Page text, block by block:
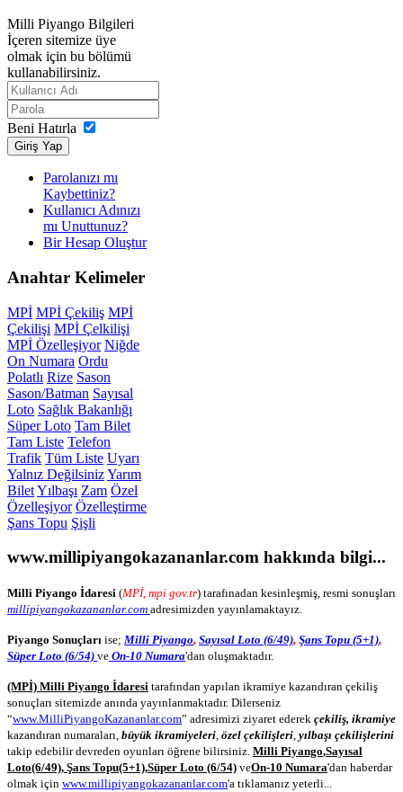
Milli Piyango Bilgileri
İçeren sitemize üye
olmak için bu bölümü
kullanabilirsiniz.
Beni Hatırla
Giriş Yap
Parolanızı mı
Kaybettiniz?
Kullanıcı Adınızı
mı Unuttunuz?
Bir Hesap Oluştur
Anahtar Kelimeler
MPİ MPİ Çekiliş MPİ
Çekilişi MPİ Çelkilişi
MPİ Özelleşiyor Niğde
On Numara Ordu
Polatlı Rize Sason
Sason/Batman Sayısal
Loto Sağlık Bakanlığı
Süper Loto Tam Bilet
Tam Liste Telefon
Trafik Tüm Liste Uyarı
Yalnız DeğilsinizYarım
BiletYılbaşı Zam Özel
Özelleşiyor Özelleştirme
Şans Topu Şişli
www.millipiyangokazananlar.com hakkında bilgi...
Milli Piyango İdaresi (MPİ, mpi gov.tr) tarafınadan kesinleşmiş, resmi sonuşları
millipiyangokazananlar.com adresimizden yayınlamaktayız.
Piyango Sonuçları ise; Milli Piyango, Sayısal Loto (6/49), Şans Topu (5+1),
Süper Loto (6/54) ve On-10 Numara'dan oluşmaktadır.
(MPİ) Milli Piyango İdaresi tarafından yapılan ikramiye kazandıran çekiliş
sonuçları sitemizde anında yayınlanmaktadır. Dilerseniz
“www.MilliPiyangoKazananlar.com” adresimizi ziyaret ederek çekiliş, ikramiye
kazandıran numaraları, büyük ikramiyeleri, özel çekilişleri, yılbaşı çekilişlerini
takip edebilir devreden oyunları öğrene bilirsiniz. Milli Piyango,Sayısal
Loto(6/49), Şans Topu(5+1),Süper Loto (6/54) veOn-10 Numara'dan haberdar
olmak için www.millipiyangokazananlar.com'a tıklamanız yeterli...